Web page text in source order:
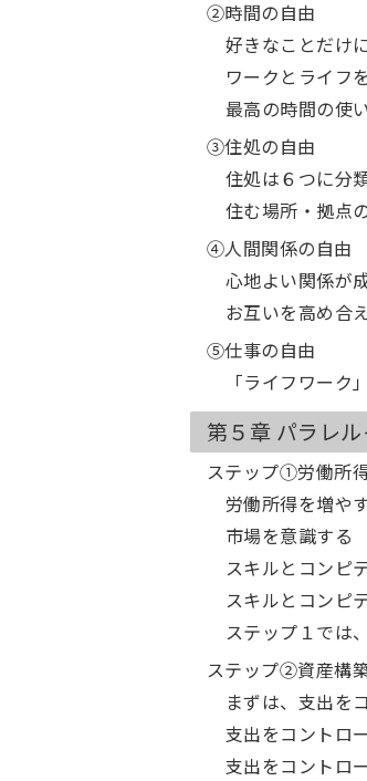
②時間の自由
好きなことだけ
ワークとライフ
最高の時間の使
③住処の自由
住処は６つに分
住む場所・拠点
④人間関係の自由
心地よい関係が
お互いを高め合
⑤仕事の自由
「ライフワーク
第５章 パラレ
ステップ①労働所
労働所得を増や
市場を意識する
スキルとコンピ
スキルとコンピ
ステップ１では
ステップ②資産構
まずは、支出を
支出をコントロ
支出をコントロ